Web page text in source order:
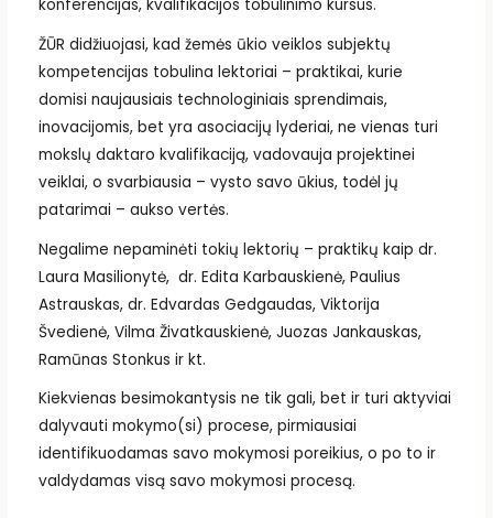
konferencijas, kvalifikacijos tobulinimo kursus.
ŽŪR didžiuojasi, kad žemės ūkio veiklos subjektų
kompetencijas tobulina lektoriai – praktikai, kurie
domisi naujausiais technologiniais sprendimais,
inovacijomis, bet yra asociacijų lyderiai, ne vienas turi
mokslų daktaro kvalifikaciją, vadovauja projektinei
veiklai, o svarbiausia – vysto savo ūkius, todėl jų
patarimai – aukso vertės.
Negalime nepaminėti tokių lektorių – praktikų kaip dr.
Laura Masilionytė, dr. Edita Karbauskienė, Paulius
Astrauskas, dr. Edvardas Gedgaudas, Viktorija
Švedienė, Vilma Živatkauskienė, Juozas Jankauskas,
Ramūnas Stonkus ir kt.
Kiekvienas besimokantysis ne tik gali, bet ir turi aktyviai
dalyvauti mokymo(si) procese, pirmiausiai
identifikuodamas savo mokymosi poreikius, o po to ir
valdydamas visą savo mokymosi procesą.